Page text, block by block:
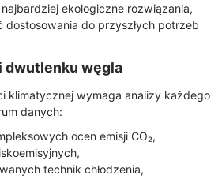
ekologiczne rozwiązania,
dostosowania do przyszłych potrzeb
dwutlenku węgla
klimatycznej wymaga analizy każdego
danych:
ocen emisji CO₂,
technik chłodzenia,